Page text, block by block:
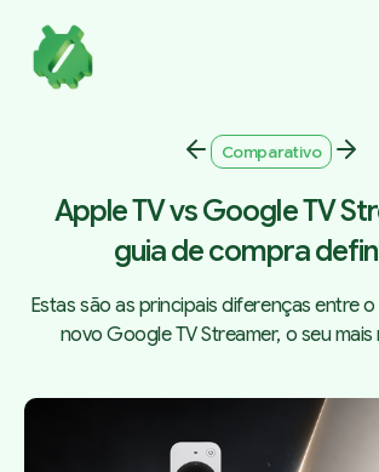
Comparativo
Apple TV vs Google TV
guia de compra
Estas são as principais diferenças entre
novo Google TV Streamer, o seu mais